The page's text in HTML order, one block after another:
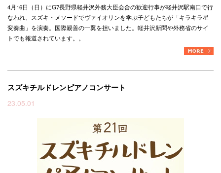
4月16日（日）にG7長野県軽井沢外務大臣会合の歓迎行事が軽井沢駅南口で行
なわれ、スズキ・メソードでヴァイオリンを学ぶ子どもたちが「キラキラ星
変奏曲」を演奏。国際親善の一翼を担いました。軽井沢新聞や外務省のサイ
トでも報道されています。
。
スズキチルドレンピアノコンサート
23.05.01